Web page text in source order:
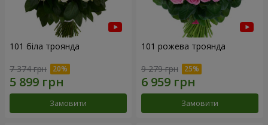
101 біла троянда
7 374 грн
Замовити
101 рожева троянда
9 279 грн
Замовити